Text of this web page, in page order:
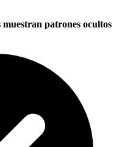
muestran patrones ocultos